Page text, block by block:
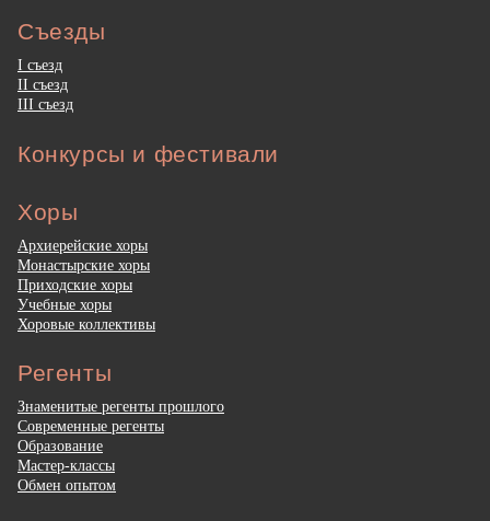
Съезды
I съезд
II съезд
III съезд
Конкурсы и фестивали
Хоры
Архиерейские хоры
Монастырские хоры
Приходские хоры
Учебные хоры
Хоровые коллективы
Регенты
Знаменитые регенты прошлого
Современные регенты
Образование
Мастер-классы
Обмен опытом